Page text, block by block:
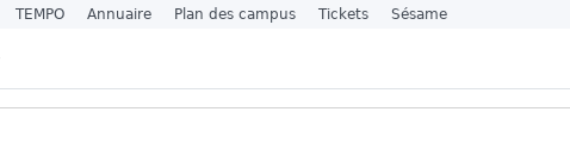
TEMPO Annuaire Plan des campus Tickets Sésame